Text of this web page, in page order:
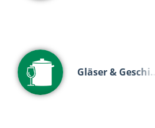
Gläser & Geschi…